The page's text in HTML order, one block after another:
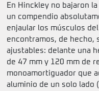
En Hinckley no bajaron
un compendio
enjaular los músculos
encontramos, de hecho,
ajustables: delante una
de 47 mm y 120 mm de
monoamortiguador que
aluminio de un solo lado